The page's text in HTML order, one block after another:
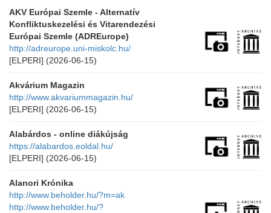
AKV Európai Szemle - Alternatív
Konfliktuskezelési és Vitarendezési
Európai Szemle (ADREurope)
http://adreurope.uni-miskolc.hu/
[ELPERI] (2026-06-15)
Akvárium Magazin
http://www.akvariummagazin.hu/
[ELPERI] (2026-06-15)
Alabárdos - online diákújság
https://alabardos.eoldal.hu/
[ELPERI] (2026-06-15)
Alanori Krónika
http://www.beholder.hu/?m=ak
http://www.beholder.hu/?